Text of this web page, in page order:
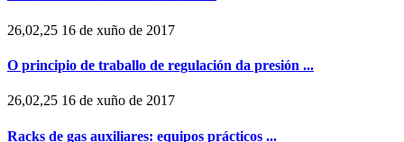
26,02,25 16 de xuño de 2017
O principio de traballo de regulación da presión ...
26,02,25 16 de xuño de 2017
Racks de gas auxiliares: equipos prácticos ...